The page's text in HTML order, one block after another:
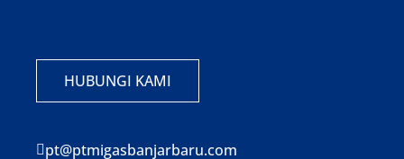
HUBUNGI KAMI
pt@ptmigasbanjarbaru.com